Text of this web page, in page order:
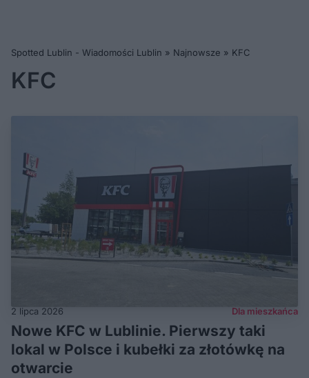
Spotted Lublin - Wiadomości Lublin » Najnowsze » KFC
KFC
2 lipca 2026 Dla mieszkańca
Nowe KFC w Lublinie. Pierwszy taki
lokal w Polsce i kubełki za złotówkę na
otwarcie